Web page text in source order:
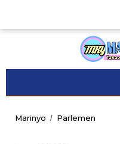
content
Marinyo / Parlemen